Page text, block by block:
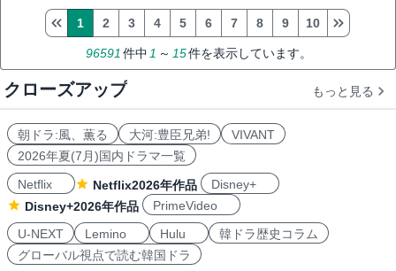
96591 件中 1 ～ 15件を表示しています。
1 2 3 4 5 6 7 8 9 10
クローズアップ もっと見る
朝ドラ:風、薫る 大河:豊臣兄弟!
VIVANT
2026年夏(7月)国内ドラマ一覧
Netflix
Netflix2026年作品
Disney+
Disney+2026年作品
PrimeVideo
U-NEXT
Lemino Hulu
韓ドラ歴史コラム
グローバル視点で読む韓国ドラ